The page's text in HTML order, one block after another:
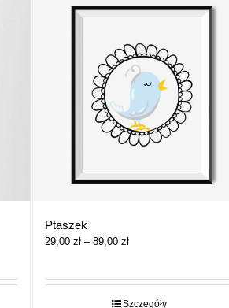
Ptaszek
29,00 zł – 89,00 złZakres
29,00 zł
do
Szczegóły